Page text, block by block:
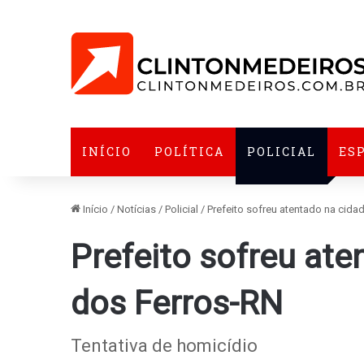
INÍCIO POLÍTICA POLICIAL
Início / Notícias / Policial / Prefeito sofreu atentado na
Prefeito sofreu
dos Ferros-RN
Tentativa de homicídio